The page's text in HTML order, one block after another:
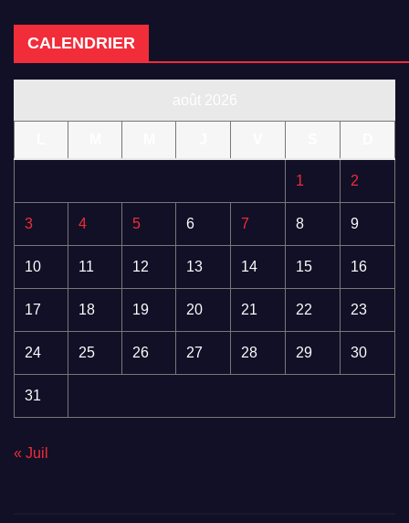
CALENDRIER
1 2
3 4 5 6 7 8 9
10 11 12 13 14 15 16
17 18 19 20 21 22 23
24 25 26 27 28 29 30
31
« Juil